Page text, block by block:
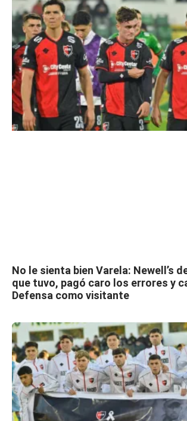
No le sienta bien Varela: Newell’s
que tuvo, pagó caro los errores y
Defensa como visitante